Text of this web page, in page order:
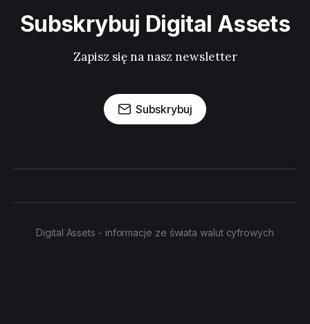
Subskrybuj Digital Assets
Zapisz się na nasz newsletter
Subskrybuj
Digital Assets - informacje ze świata walut cyfrowych